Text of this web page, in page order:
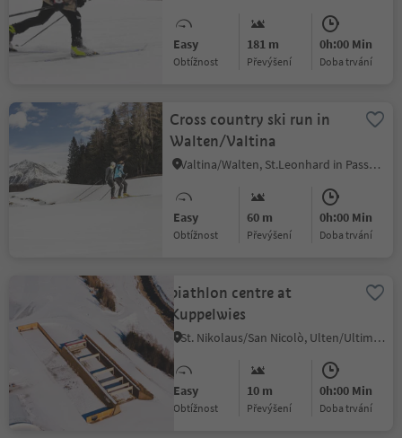
Easy
Obtížnost
181 m
Převýšení
0h:00 Min
doba trvání
Cross country ski run in
Walten/Valtina
Valtina/Walten, St.Leonhard in Passeier/San Leonardo in Passiria, Meran/Merano and environs
Easy
Obtížnost
60 m
Převýšení
0h:00 Min
doba trvání
biathlon centre at
Kuppelwies
St. Nikolaus/San Nicolò, Ulten/Ultimo, Meran/Merano and environs
Easy
Obtížnost
10 m
Převýšení
0h:00 Min
doba trvání